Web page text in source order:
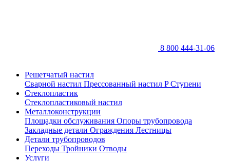
8 800 444-31-06
Решетчатый настил
Сварной настил Прессованный настил PСтупени
Стеклопластик
Стеклопластиковый настил
Металлоконструкции
Площадки обслуживания Опоры трубопровода
Закладные детали Ограждения Лестницы
Детали трубопроводов
Переходы Тройники Отводы
Услуги